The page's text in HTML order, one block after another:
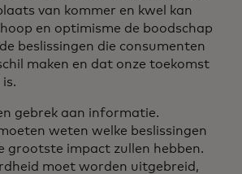
van kommer en kwel kan
en optimisme de boodschap
beslissingen die consumenten
maken en dat onze toekomst
gebrek aan informatie.
weten welke beslissingen
grootste impact zullen hebben.
moet worden uitgebreid,